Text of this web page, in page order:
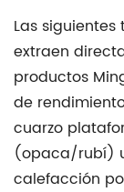
Las
extraen
productos
de
cuarzo
(opaca/rubí)
calefacción